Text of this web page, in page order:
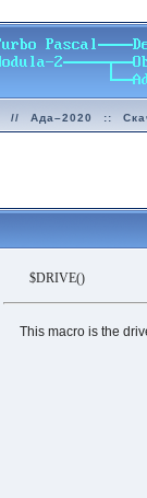
// Ада–2020 ::
$DRIVE()
This macro is the